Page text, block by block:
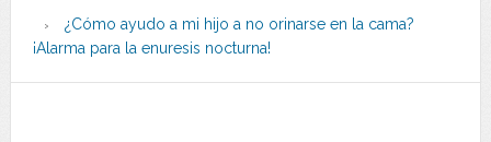
¿Cómo ayudo a mi hijo a no orinarse en la cama?
¡Alarma para la enuresis nocturna!